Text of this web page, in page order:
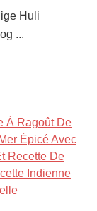
Huli
...
À Ragoût De
Épicé Avec
Recette De
Indienne